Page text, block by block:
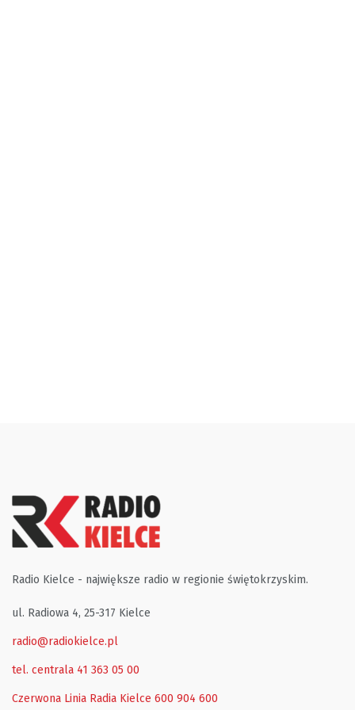
Radio Kielce - największe radio w regionie świętokrzyskim.
ul. Radiowa 4, 25-317 Kielce
radio@radiokielce.pl
tel. centrala 41 363 05 00
Czerwona Linia Radia Kielce 600 904 600